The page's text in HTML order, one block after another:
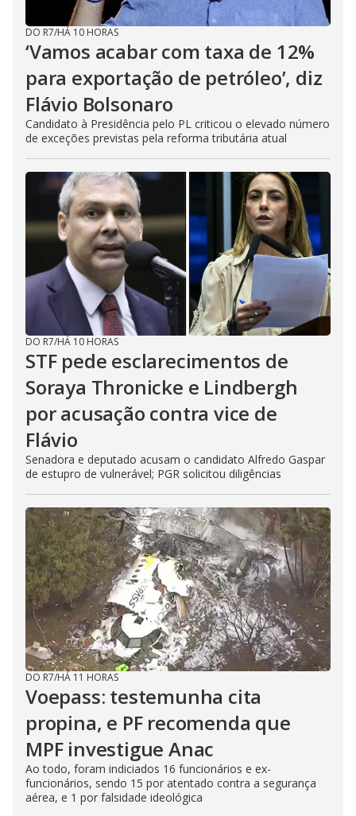
DO R7/HÁ 10 HORAS
‘Vamos acabar com taxa de 12%
para exportação de petróleo’, diz
Flávio Bolsonaro
Candidato à Presidência pelo PL criticou o elevado número
de exceções previstas pela reforma tributária atual
DO R7/HÁ 10 HORAS
STF pede esclarecimentos de
Soraya Thronicke e Lindbergh
por acusação contra vice de
Flávio
Senadora e deputado acusam o candidato Alfredo Gaspar
de estupro de vulnerável; PGR solicitou diligências
DO R7/HÁ 11 HORAS
Voepass: testemunha cita
propina, e PF recomenda que
MPF investigue Anac
Ao todo, foram indiciados 16 funcionários e ex-
funcionários, sendo 15 por atentado contra a segurança
aérea, e 1 por falsidade ideológica